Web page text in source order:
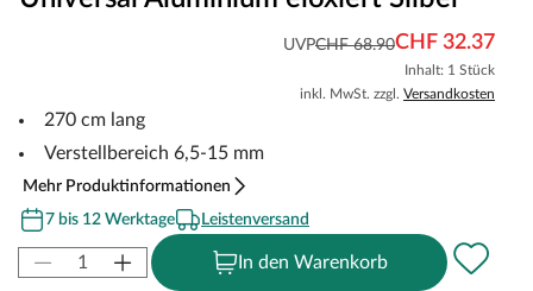
UVPCHF 68.90CHF 32.37
Inhalt: 1 Stück
inkl. MwSt. zzgl. Versandkosten
270 cm lang
Verstellbereich 6,5-15 mm
Mehr Produktinformationen
7 bis 12 Werktage
Leistenversand
In den Warenkorb